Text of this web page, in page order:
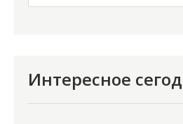
Интересное